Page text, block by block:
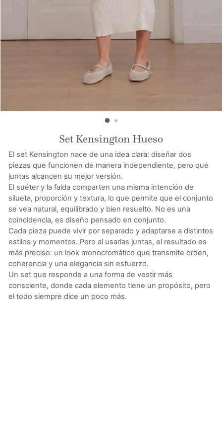
Set Kensington Hueso
El set Kensington nace de una idea clara: diseñar dos
piezas que funcionen de manera independiente, pero que
juntas alcancen su mejor versión.
El suéter y la falda comparten una misma intención de
silueta, proporción y textura, lo que permite que el conjunto
se vea natural, equilibrado y bien resuelto. No es una
coincidencia, es diseño pensado en conjunto.
Cada pieza puede vivir por separado y adaptarse a distintos
estilos y momentos. Pero al usarlas juntas, el resultado es
más preciso: un look monocromático que transmite orden,
coherencia y una elegancia sin esfuerzo.
Un set que responde a una forma de vestir más
consciente, donde cada elemento tiene un propósito, pero
el todo siempre dice un poco más.